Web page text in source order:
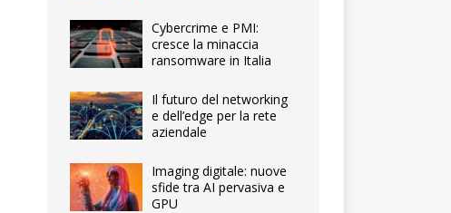
Cybercrime e PMI:
cresce la minaccia
ransomware in Italia
Il futuro del networking
e dell’edge per la rete
aziendale
Imaging digitale: nuove
sfide tra AI pervasiva e
GPU